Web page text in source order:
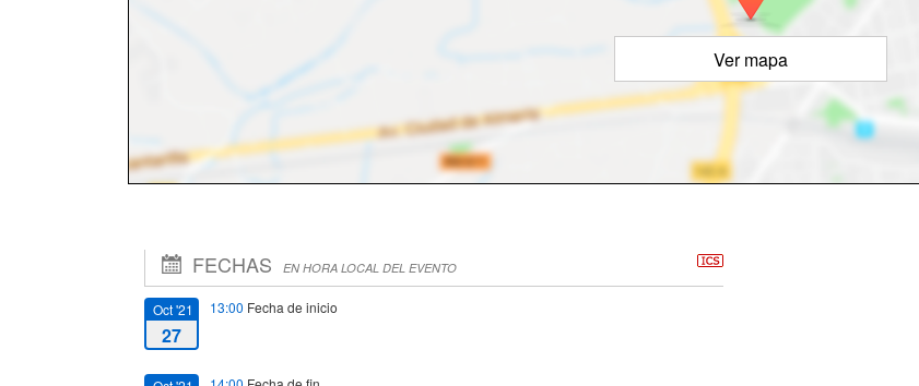
Ver mapa
FECHAS EN HORA LOCAL DEL EVENTO
Oct '21
27
13:00 Fecha de inicio